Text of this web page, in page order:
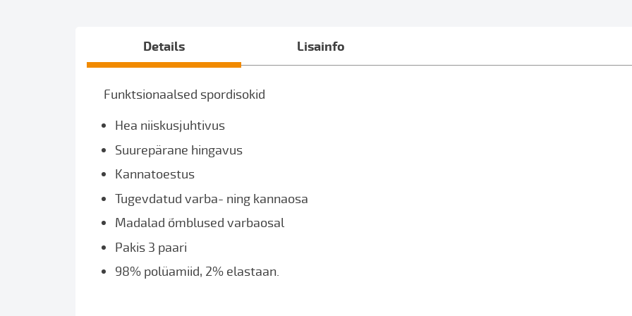
Details
Funktsionaalsed spordisokid
Hea niiskusjuhtivus
Suurepärane hingavus
Kannatoestus
Tugevdatud varba- ning kannaosa
Madalad õmblused varbaosal
Pakis 3 paari
98% polüamiid, 2% elastaan.
Lisainfo